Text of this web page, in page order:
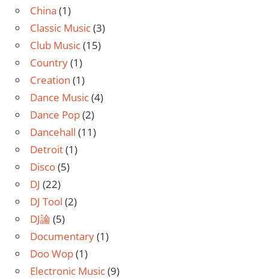
China (1)
Classic Music(3)
Club Music(15)
Country(1)
Creation (1)
Dance Music(4)
Dance Pop(2)
Dancehall (11)
Detroit(1)
Disco(5)
DJ (22)
DJ Tool (2)
DJ論 (5)
Documentary(1)
Doo Wop(1)
Electronic Music(9)